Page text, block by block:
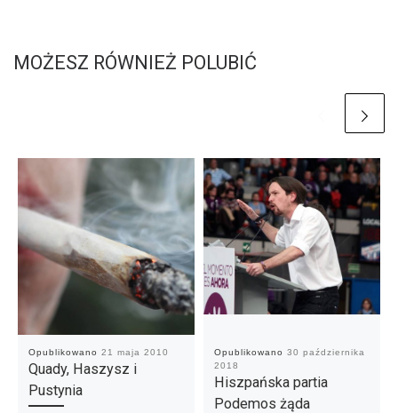
MOŻESZ RÓWNIEŻ POLUBIĆ
Opublikowano 21 maja 2010
Quady, Haszysz i
Pustynia
Opublikowano 30 października
2018
Hiszpańska partia
Podemos żąda